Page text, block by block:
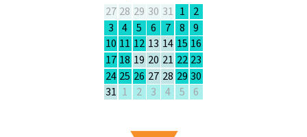
27 28 29 30 31 1
2
3
4 5 6 7 8
9
10 11 12 13 14 15 16
17 18 19 20 21 22 23
24 25 26 27 28 29 30
31 1 2 3 4 5 6